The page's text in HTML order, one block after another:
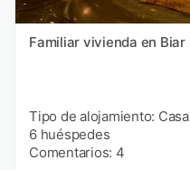
Familiar vivienda en Biar
Tipo de alojamiento: Casa
6 huéspedes
Comentarios: 4